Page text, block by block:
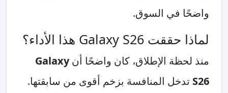
واضحًا في السوق.
لماذا حققت Galaxy S26 هذا الأداء؟
منذ لحظة الإطلاق، كان واضحًا أنGalaxy
S26 تدخل المنافسة بزخم أقوى من سابقتها.